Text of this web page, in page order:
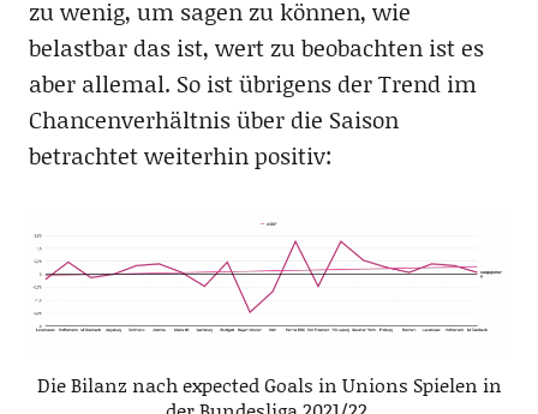
zu wenig, um sagen zu können, wie
belastbar das ist, wert zu beobachten ist es
aber allemal. So ist übrigens der Trend im
Chancenverhältnis über die Saison
betrachtet weiterhin positiv:
Die Bilanz nach expected Goals in Unions Spielen in